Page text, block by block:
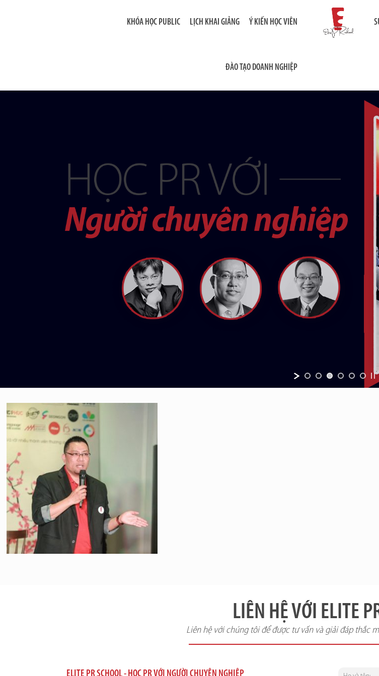
KHÓA HỌC PUBLIC LỊCH KHAI GIẢNG Ý KIẾN HỌC VIÊN
ĐÀO TẠO DOANH NGHIỆP
LIÊN HỆ VỚI ELITE
Liên hệ với chúng tôi để được tư vấn và giải đáp thắc
ELITE PR SCHOOL - HỌC PR VỚI NGƯỜI CHUYÊN NGHIỆP